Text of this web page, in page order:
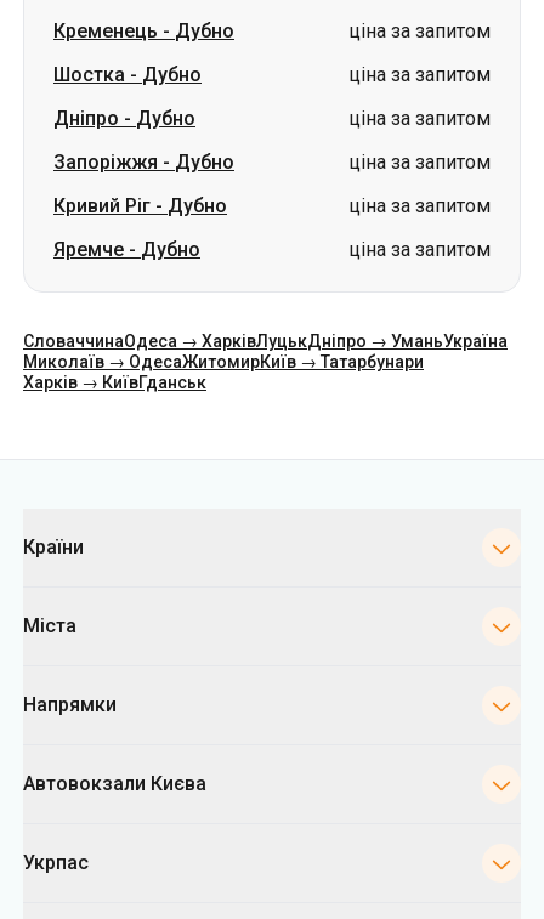
Кременець - Дубно
ціна за запитом
Шостка - Дубно
ціна за запитом
Дніпро - Дубно
ціна за запитом
Запоріжжя - Дубно
ціна за запитом
Кривий Ріг - Дубно
ціна за запитом
Яремче - Дубно ціна за запитом
СловаччинаОдеса → ХарківЛуцькДніпро → УманьУкраїна
Миколаїв → ОдесаЖитомирКиїв → Татарбунари
Харків → КиївГданськ
Країни
Міста
Напрямки
Автовокзали Києва
Укрпас